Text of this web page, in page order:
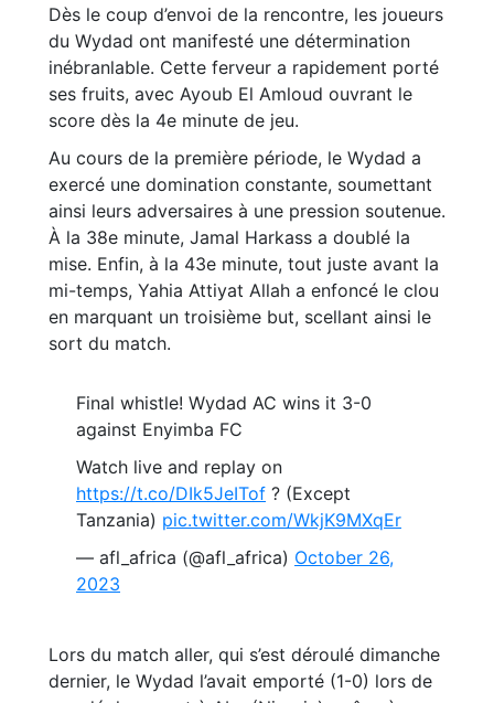
Dès le coup d’envoi de la rencontre, les joueurs
du Wydad ont manifesté une détermination
inébranlable. Cette ferveur a rapidement porté
ses fruits, avec Ayoub El Amloud ouvrant le
score dès la 4e minute de jeu.
Au cours de la première période, le Wydad a
exercé une domination constante, soumettant
ainsi leurs adversaires à une pression soutenue.
À la 38e minute, Jamal Harkass a doublé la
mise. Enfin, à la 43e minute, tout juste avant la
mi-temps, Yahia Attiyat Allah a enfoncé le clou
en marquant un troisième but, scellant ainsi le
sort du match.
Final whistle! Wydad AC wins it 3-0
against Enyimba FC
Watch live and replay on
https://t.co/DIk5JeITof ? (Except
Tanzania) pic.twitter.com/WkjK9MXqEr
— afl_africa (@afl_africa) October 26,
2023
Lors du match aller, qui s’est déroulé dimanche
dernier, le Wydad l’avait emporté (1-0) lors de